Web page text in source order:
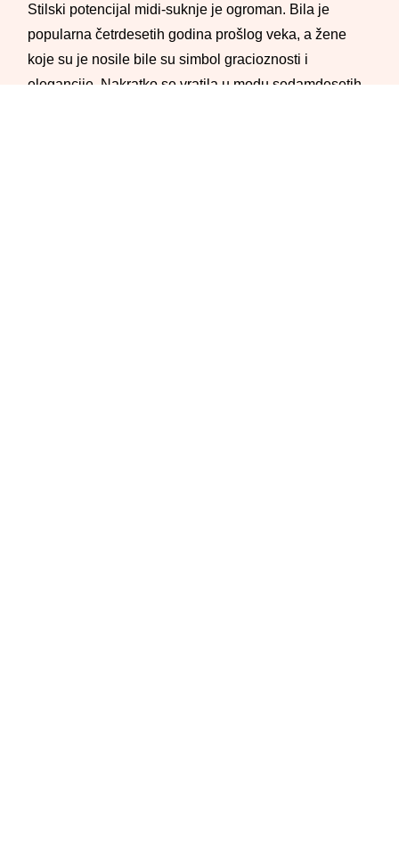
Stilski potencijal midi-suknje je ogroman. Bila je
popularna četrdesetih godina prošlog veka, a žene
koje su je nosile bile su simbol gracioznosti i
elegancije. Nakratko se vratila u modu sedamdesetih,